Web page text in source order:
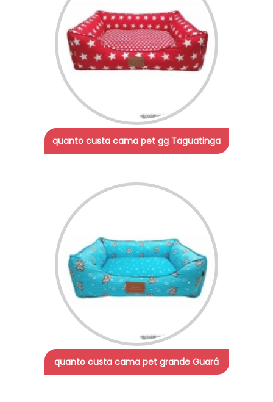
quanto custa cama pet gg Taguatinga
quanto custa cama pet grande Guará